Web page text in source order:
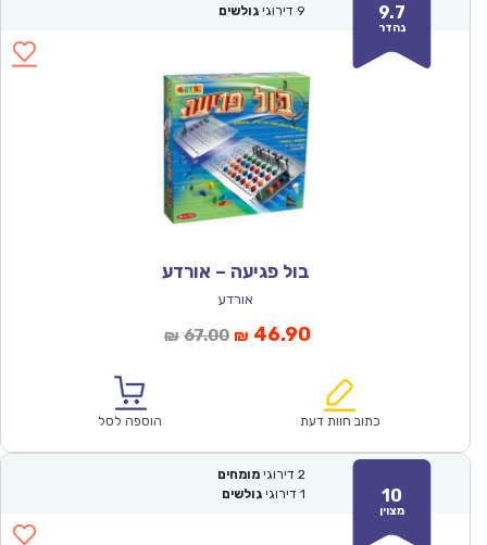
9.7
נהדר
9 דירוגי גולשים
בול פגיעה – אורדע
אורדע
₪ 67.00המחיר
₪67.00.
₪ 46.90המחיר
הוא:
כתוב חוות דעת הוספה לסל
10
מצוין
2 דירוגי מומחים
1 דירוגי גולשים